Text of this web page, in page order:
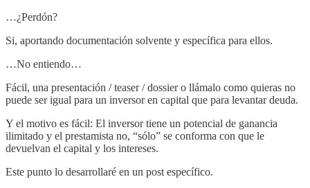
…¿Perdón?
Si, aportando documentación solvente y específica para ellos.
…No entiendo…
Fácil, una presentación / teaser / dossier o llámalo como quieras no
puede ser igual para un inversor en capital que para levantar deuda.
Y el motivo es fácil: El inversor tiene un potencial de ganancia
ilimitado y el prestamista no, “sólo” se conforma con que le
devuelvan el capital y los intereses.
Este punto lo desarrollaré en un post específico.